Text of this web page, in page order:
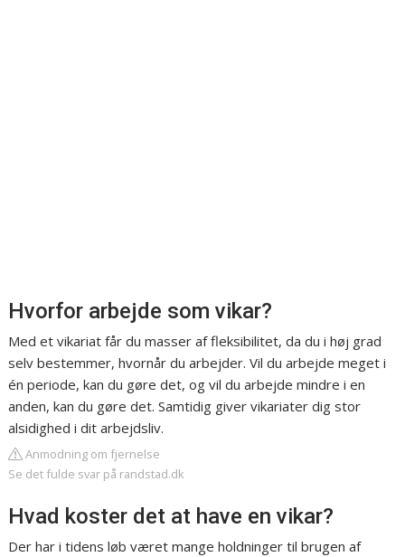
Hvorfor arbejde som vikar?
Med et vikariat får du masser af fleksibilitet, da du i høj grad
selv bestemmer, hvornår du arbejder. Vil du arbejde meget i
én periode, kan du gøre det, og vil du arbejde mindre i en
anden, kan du gøre det. Samtidig giver vikariater dig stor
alsidighed i dit arbejdsliv.
Anmodning om fjernelse
Se det fulde svar på randstad.dk
Hvad koster det at have en vikar?
Der har i tidens løb været mange holdninger til brugen af